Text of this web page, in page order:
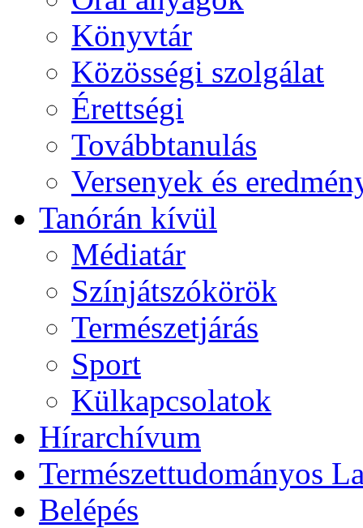
Könyvtár
Közösségi szolgálat
Érettségi
Továbbtanulás
Versenyek és
Tanórán kívül
Médiatár
Színjátszókörök
Természetjárás
Sport
Külkapcsolatok
Hírarchívum
Természettudományos
Belépés